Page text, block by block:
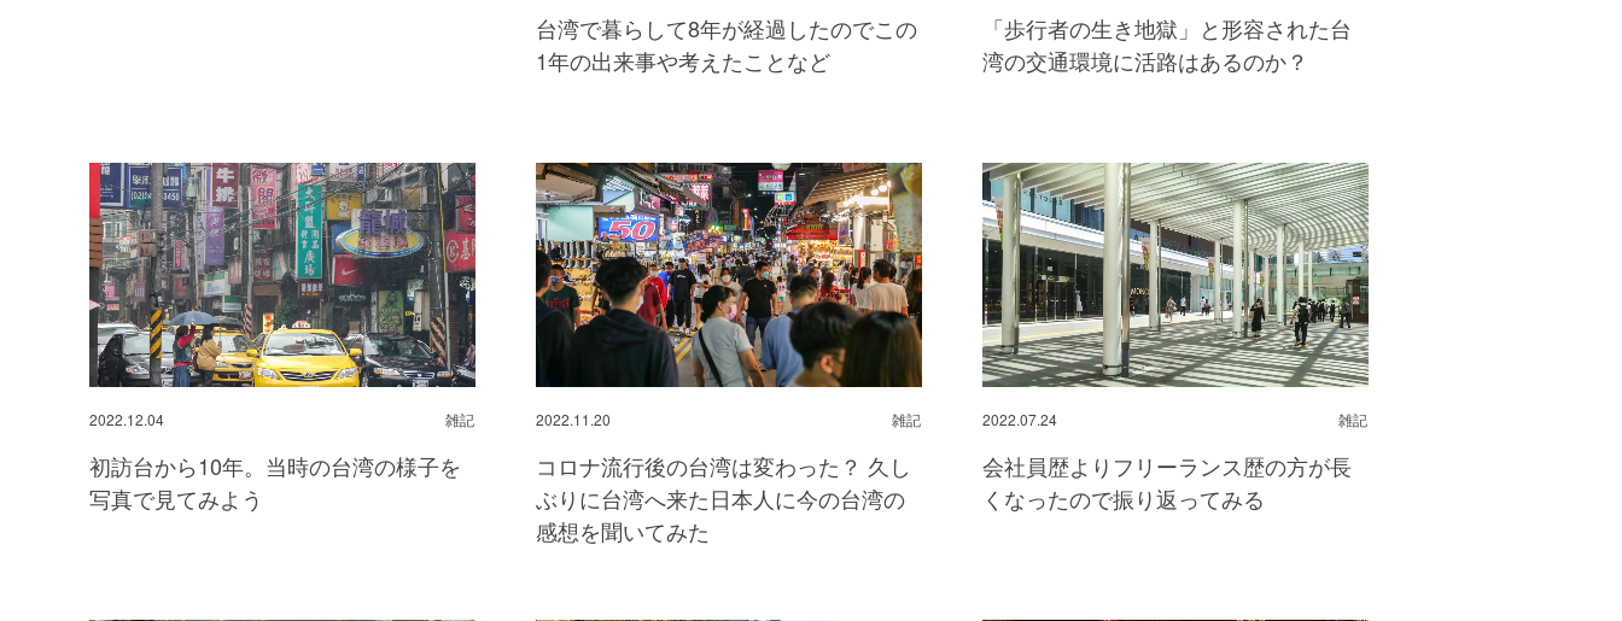
台湾で暮らして8年が経過したのでこの
1年の出来事や考えたことなど
「歩行者の生き地獄」と形容された台
湾の交通環境に活路はあるのか？
2022.12.04 雑記
初訪台から10年。当時の台湾の様子を
写真で見てみよう
2022.11.20 雑記
コロナ流行後の台湾は変わった？ 久し
ぶりに台湾へ来た日本人に今の台湾の
感想を聞いてみた
2022.07.24 雑記
会社員歴よりフリーランス歴の方が長
くなったので振り返ってみる